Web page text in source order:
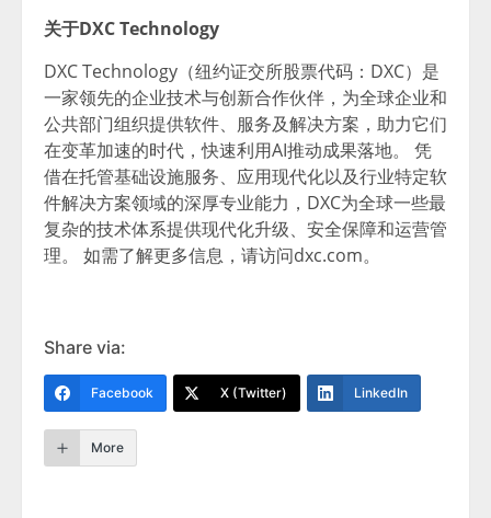
关于DXC Technology
DXC Technology（纽约证交所股票代码：DXC）是
一家领先的企业技术与创新合作伙伴，为全球企业和
公共部门组织提供软件、服务及解决方案，助力它们
在变革加速的时代，快速利用AI推动成果落地。 凭
借在托管基础设施服务、应用现代化以及行业特定软
件解决方案领域的深厚专业能力，DXC为全球一些最
复杂的技术体系提供现代化升级、安全保障和运营管
理。 如需了解更多信息，请访问dxc.com。
Share via:
Facebook X (Twitter) LinkedIn
More